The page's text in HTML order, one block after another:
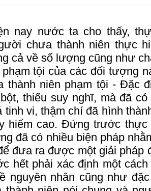
nay nước ta cho thấy,
chưa thành niên thực
cả về số lượng cũng như
tội của các đối tượng
thành niên phạm tội - Đặc
thiếu suy nghĩ, mà đã
tinh vi, thậm chí đã hình
hiểm cao. Đứng trước thực
đã có nhiều biện pháp
đưa ra được một giải pháp
hết phải xác định một
nguyên nhân cũng như